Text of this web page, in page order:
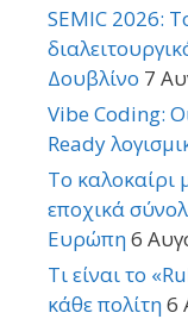
SEMIC 2026:
Δουβλίνο 7
Vibe Coding:
Ready
Το καλοκαίρι
εποχικά
Ευρώπη6
Τι είναι το
κάθε πολίτη6